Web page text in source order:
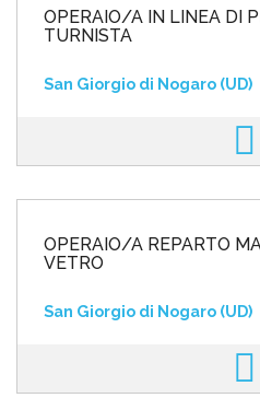
OPERAIO/A IN LINEA DI
TURNISTA
San Giorgio di Nogaro (UD)
OPERAIO/A REPARTO
VETRO
San Giorgio di Nogaro (UD)